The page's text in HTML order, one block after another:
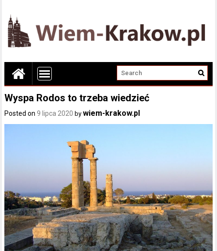
Wyspa Rodos to trzeba wiedzieć
Posted on9 lipca 2020 bywiem-krakow.pl